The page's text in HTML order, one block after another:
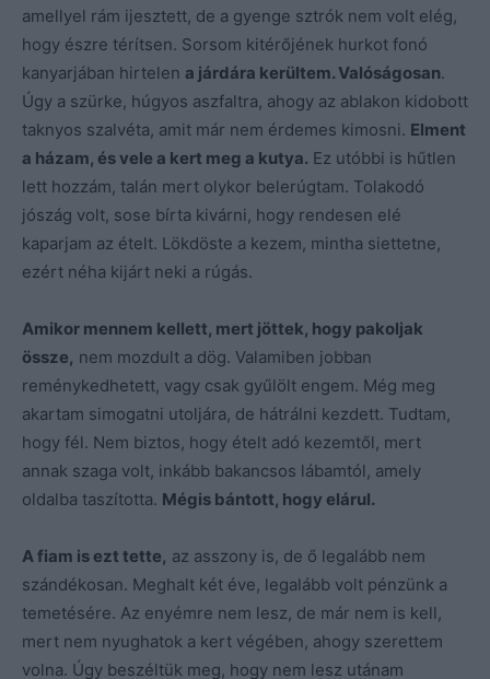
amellyel rám ijesztett, de a gyenge sztrók nem volt elég,
hogy észre térítsen. Sorsom kitérőjének hurkot fonó
kanyarjában hirtelen a járdára kerültem. Valóságosan.
Úgy a szürke, húgyos aszfaltra, ahogy az ablakon kidobott
taknyos szalvéta, amit már nem érdemes kimosni. Elment
a házam, és vele a kert meg a kutya. Ez utóbbi is hűtlen
lett hozzám, talán mert olykor belerúgtam. Tolakodó
jószág volt, sose bírta kivárni, hogy rendesen elé
kaparjam az ételt. Lökdöste a kezem, mintha siettetne,
ezért néha kijárt neki a rúgás.
Amikor mennem kellett, mert jöttek, hogy pakoljak
össze, nem mozdult a dög. Valamiben jobban
reménykedhetett, vagy csak gyűlölt engem. Még meg
akartam simogatni utoljára, de hátrálni kezdett. Tudtam,
hogy fél. Nem biztos, hogy ételt adó kezemtől, mert
annak szaga volt, inkább bakancsos lábamtól, amely
oldalba taszította. Mégis bántott, hogy elárul.
A fiam is ezt tette, az asszony is, de ő legalább nem
szándékosan. Meghalt két éve, legalább volt pénzünk a
temetésére. Az enyémre nem lesz, de már nem is kell,
mert nem nyughatok a kert végében, ahogy szerettem
volna. Úgy beszéltük meg, hogy nem lesz utánam